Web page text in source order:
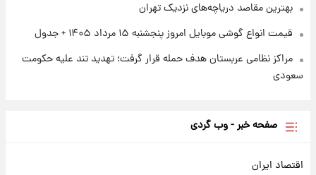
بهترین مقاصد دریاچه‌های نزدیک تهران
قیمت انواع گوشی موبایل امروز پنجشنبه ۱۵ مرداد ۱۴۰۵ + جدول
مراکز نظامی عربستان هدف حمله قرار گرفت؛ تهدید تند علیه حکومت
سعودی
صفحه خبر - وب گردی
اقتصاد ایران